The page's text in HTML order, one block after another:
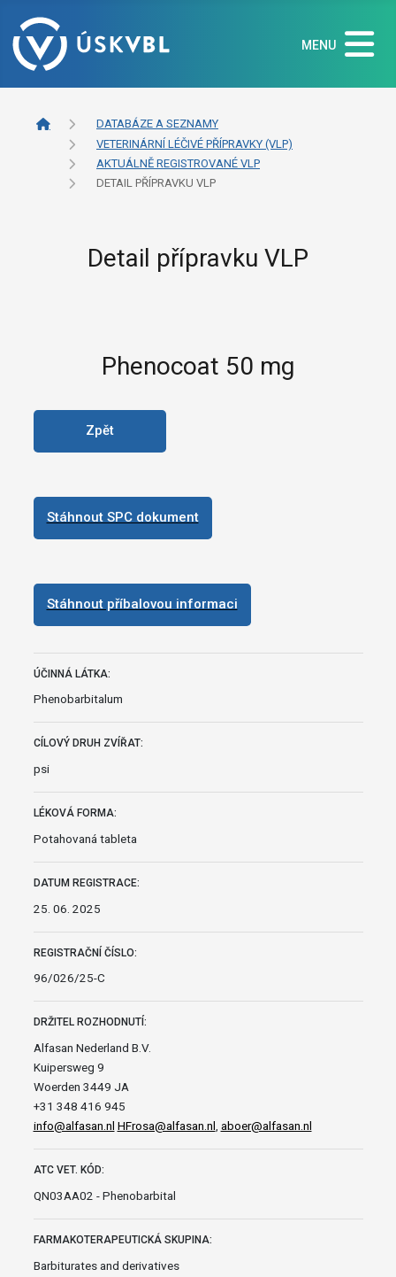
MENU
DATABÁZE A SEZNAMY
VETERINÁRNÍ LÉČIVÉ PŘÍPRAVKY (VLP)
AKTUÁLNĚ REGISTROVANÉ VLP
DETAIL PŘÍPRAVKU VLP
Detail přípravku VLP
Phenocoat 50 mg
Zpět
Stáhnout SPC dokument
Stáhnout příbalovou informaci
ÚČINNÁ LÁTKA:
Phenobarbitalum
CÍLOVÝ DRUH ZVÍŘAT:
psi
LÉKOVÁ FORMA:
Potahovaná tableta
DATUM REGISTRACE:
25. 06. 2025
REGISTRAČNÍ ČÍSLO:
96/026/25-C
DRŽITEL ROZHODNUTÍ:
Alfasan Nederland B.V.
Kuipersweg 9
Woerden 3449 JA
+31 348 416 945
info@alfasan.nl HFrosa@alfasan.nl, aboer@alfasan.nl
ATC VET. KÓD:
QN03AA02 - Phenobarbital
FARMAKOTERAPEUTICKÁ SKUPINA:
Barbiturates and derivatives